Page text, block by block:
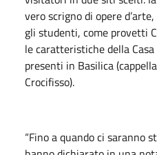
vero scrigno di opere
gli studenti, come provetti
le caratteristiche della
presenti in Basilica
Crocifisso).
“Fino a quando ci saranno